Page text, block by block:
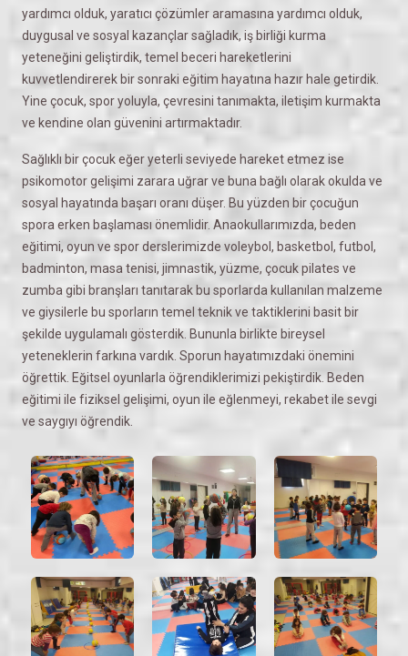
yardımcı olduk, yaratıcı çözümler aramasına yardımcı olduk,
duygusal ve sosyal kazançlar sağladık, iş birliği kurma
yeteneğini geliştirdik, temel beceri hareketlerini
kuvvetlendirerek bir sonraki eğitim hayatına hazır hale getirdik.
Yine çocuk, spor yoluyla, çevresini tanımakta, iletişim kurmakta
ve kendine olan güvenini artırmaktadır.
Sağlıklı bir çocuk eğer yeterli seviyede hareket etmez ise
psikomotor gelişimi zarara uğrar ve buna bağlı olarak okulda ve
sosyal hayatında başarı oranı düşer. Bu yüzden bir çocuğun
spora erken başlaması önemlidir. Anaokullarımızda, beden
eğitimi, oyun ve spor derslerimizde voleybol, basketbol, futbol,
badminton, masa tenisi, jimnastik, yüzme, çocuk pilates ve
zumba gibi branşları tanıtarak bu sporlarda kullanılan malzeme
ve giysilerle bu sporların temel teknik ve taktiklerini basit bir
şekilde uygulamalı gösterdik. Bununla birlikte bireysel
yeteneklerin farkına vardık. Sporun hayatımızdaki önemini
öğrettik. Eğitsel oyunlarla öğrendiklerimizi pekiştirdik. Beden
eğitimi ile fiziksel gelişimi, oyun ile eğlenmeyi, rekabet ile sevgi
ve saygıyı öğrendik.